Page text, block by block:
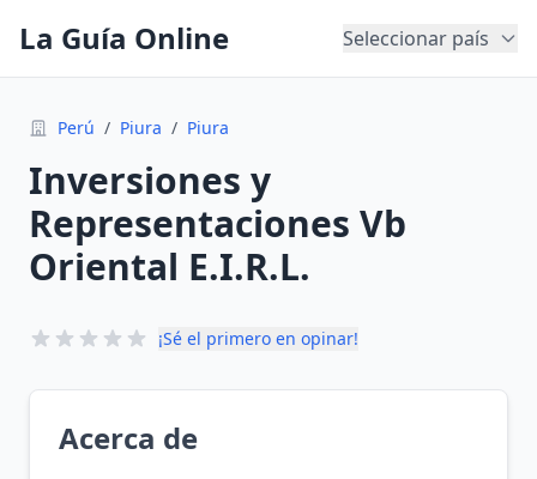
La Guía Online Seleccionar país
Perú / Piura / Piura
Inversiones y
Representaciones Vb
Oriental E.I.R.L.
¡Sé el primero en opinar!
Acerca de